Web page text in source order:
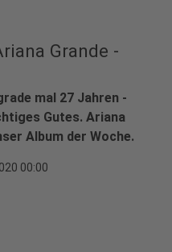
Grande -
mal 27 Jahren -
Gutes. Ariana
Album der Woche.
00:00